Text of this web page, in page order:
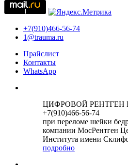
+7(910)466-56-74
1@trauma.ru
Прайслист
Контакты
WhatsApp
ЦИФРОВОЙ РЕНТГЕН
+7(910)466-56-74
при переломе шейки
компании МосРентген
Института имени
подробно